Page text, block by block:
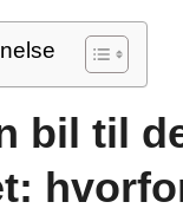
bil til